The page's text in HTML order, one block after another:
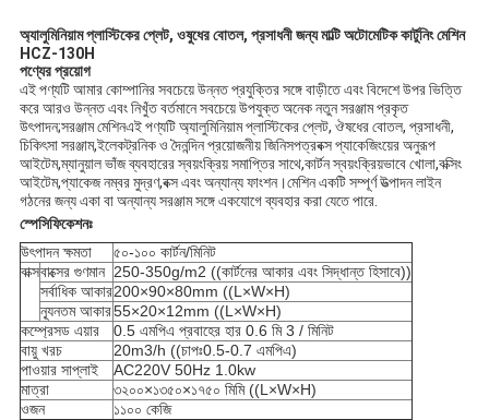
অ্যালুমিনিয়াম প্লাস্টিকের প্লেট, ওষুধের বোতল, প্রসাধনী জন্য মাল্টি অটোমেটিক কার্টুনিং মেশিন
HCZ-130H
পণ্যের প্রয়োগ
এই পণ্যটি আমার কোম্পানির সবচেয়ে উন্নত প্রযুক্তির সঙ্গে বাড়ীতে এবং বিদেশে উপর ভিত্তি
করে আরও উন্নত এবং নিখুঁত বর্তমানে সবচেয়ে উপযুক্ত অনেক নতুন সরঞ্জাম প্রকৃত
উৎপাদন;সরঞ্জাম মেশিনএই পণ্যটি অ্যালুমিনিয়াম প্লাস্টিকের প্লেট, ঔষধের বোতল, প্রসাধনী,
চিকিৎসা সরঞ্জাম,ইলেকট্রনিক ও দৈনন্দিন প্রয়োজনীয় জিনিসপত্রবক্স প্যাকেজিংয়ের অনুরূপ
আইটেম,ম্যানুয়াল ভাঁজ ব্যবহারের স্বয়ংক্রিয় সমাপ্তির সাথে,কার্টন স্বয়ংক্রিয়ভাবে খোলা,বক্সিং
আইটেম,প্যাকেজ নম্বর মুদ্রণ,বক্স এবং অন্যান্য ফাংশন।মেশিন একটি সম্পূর্ণ উত্পাদন লাইন
গঠনের জন্য একা বা অন্যান্য সরঞ্জাম সঙ্গে একযোগে ব্যবহার করা যেতে পারে.
স্পেসিফিকেশনঃ
উৎপাদন ক্ষমতা
৫০-১০০ কার্টন/মিনিট
বাক্সবাক্সের গুণমান 250-350g/m2 ((কার্টনের আকার এবং সিদ্ধান্ত হিসাবে))
সর্বাধিক আকার200×90×80mm ((L×W×H)
ন্যূনতম আকার55×20×12mm ((L×W×H)
কম্প্রেসড এয়ার
0.5 এমপিএ প্রবাহের হার 0.6 মি 3 / মিনিট
বায়ু খরচ
20m3/h ((চাপঃ0.5-0.7 এমপিএ)
পাওয়ার সাপ্লাই
AC220V 50Hz 1.0kw
মাত্রা
৩২০০×১৩৫০×১৭৫০ মিমি ((L×W×H)
ওজন
১১০০ কেজি